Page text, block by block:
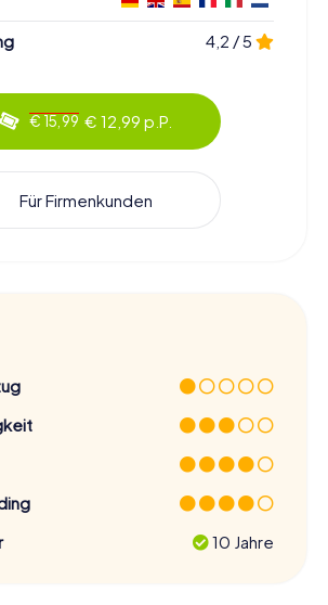
4,2 / 5
€ 15,99 € 12,99 p.P.
Für Firmenkunden
10 Jahre